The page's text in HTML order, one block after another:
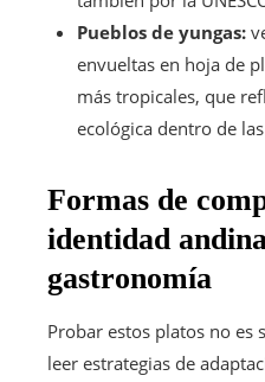
Pueblos de yungas:
envueltas en hoja de
más tropicales, que
ecológica dentro de
Formas de
identidad
gastronomía
Probar estos platos no es
leer estrategias de